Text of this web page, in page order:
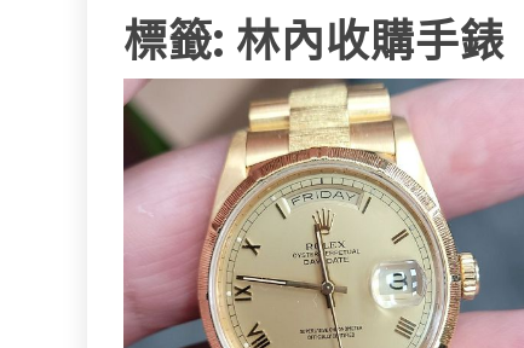
標籤: 林內收購手錶